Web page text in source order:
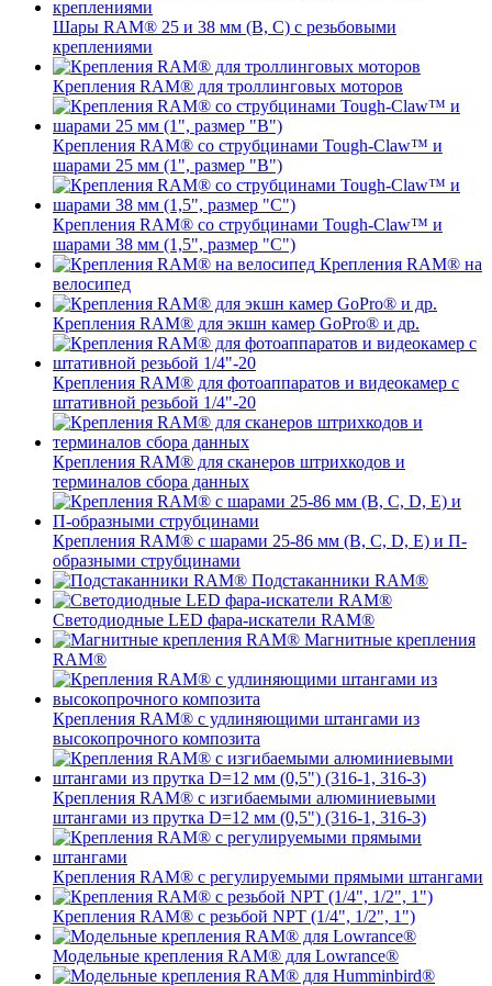
Шары RAM® 25 и 38 мм (B, C) с резьбовыми
креплениями
Крепления RAM® для троллинговых моторов
Крепления RAM® со струбцинами Tough-Claw™ и
шарами 25 мм (1", размер "B")
Крепления RAM® со струбцинами Tough-Claw™ и
шарами 38 мм (1,5", размер "C")
Крепления RAM® на
велосипед
Крепления RAM® для экшн камер GoPro® и др.
Крепления RAM® для фотоаппаратов и видеокамер с
штативной резьбой 1/4"-20
Крепления RAM® для сканеров штрихкодов и
терминалов сбора данных
Крепления RAM® с шарами 25-86 мм (B, C, D, E) и П-
образными струбцинами
Подстаканники RAM®
Светодиодные LED фара-искатели RAM®
Магнитные крепления
RAM®
Крепления RAM® с удлиняющими штангами из
высокопрочного композита
Крепления RAM® с изгибаемыми алюминиевыми
штангами из прутка D=12 мм (0,5") (316-1, 316-3)
Крепления RAM® c регулируемыми прямыми штангами
Крепления RAM® с резьбой NPT (1/4", 1/2", 1")
Модельные крепления RAM® для Lowrance®